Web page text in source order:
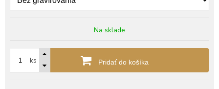
Na sklade
ks Pridať do košíka